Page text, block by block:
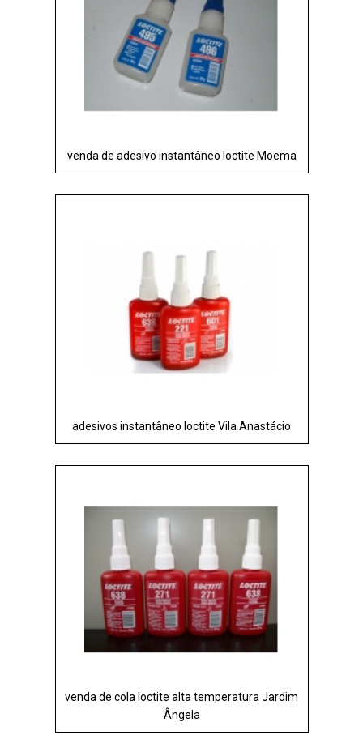
venda de adesivo instantâneo loctite Moema
adesivos instantâneo loctite Vila Anastácio
venda de cola loctite alta temperatura Jardim
Ângela